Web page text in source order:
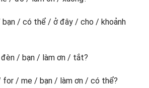
/ có thể / ở đây / cho / khoảnh
/ bạn / làm ơn / tắt?
for / me / bạn / làm ơn / có thể?